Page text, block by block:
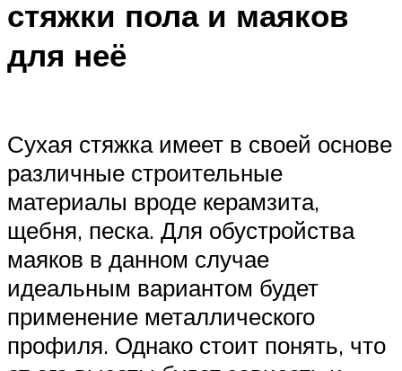
стяжки пола и маяков
для неё
Сухая стяжка имеет в своей основе
различные строительные
материалы вроде керамзита,
щебня, песка. Для обустройства
маяков в данном случае
идеальным вариантом будет
применение металлического
профиля. Однако стоит понять, что